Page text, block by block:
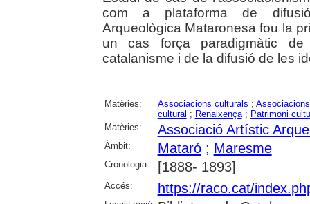
com a plataforma de
Arqueològica Mataronesa fou la
un cas força paradigmàtic
catalanisme i de la difusió de les
Matèries: Associacions culturals ;
cultural ; Renaixença; Patrimoni
Matèries:
Associació Artístic
Àmbit: Mataró; Maresme
Cronologia: [1888- 1893]
Accés: https://raco.cat/